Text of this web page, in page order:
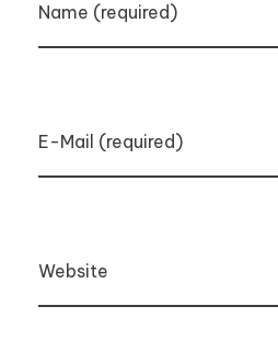
Name (required)
E-Mail (required)
Website